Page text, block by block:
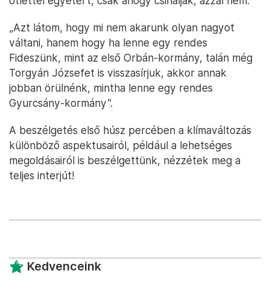
„Azt látom, hogy mi nem akarunk olyan nagyot
váltani, hanem hogy ha lenne egy rendes
Fideszünk, mint az első Orbán-kormány, talán még
Torgyán Józsefet is visszasírjuk, akkor annak
jobban örülnénk, mintha lenne egy rendes
Gyurcsány-kormány”.
A beszélgetés első húsz percében a klímaváltozás
különböző aspektusairól, például a lehetséges
megoldásairól is beszélgettünk, nézzétek meg a
teljes interjút!
Kedvenceink